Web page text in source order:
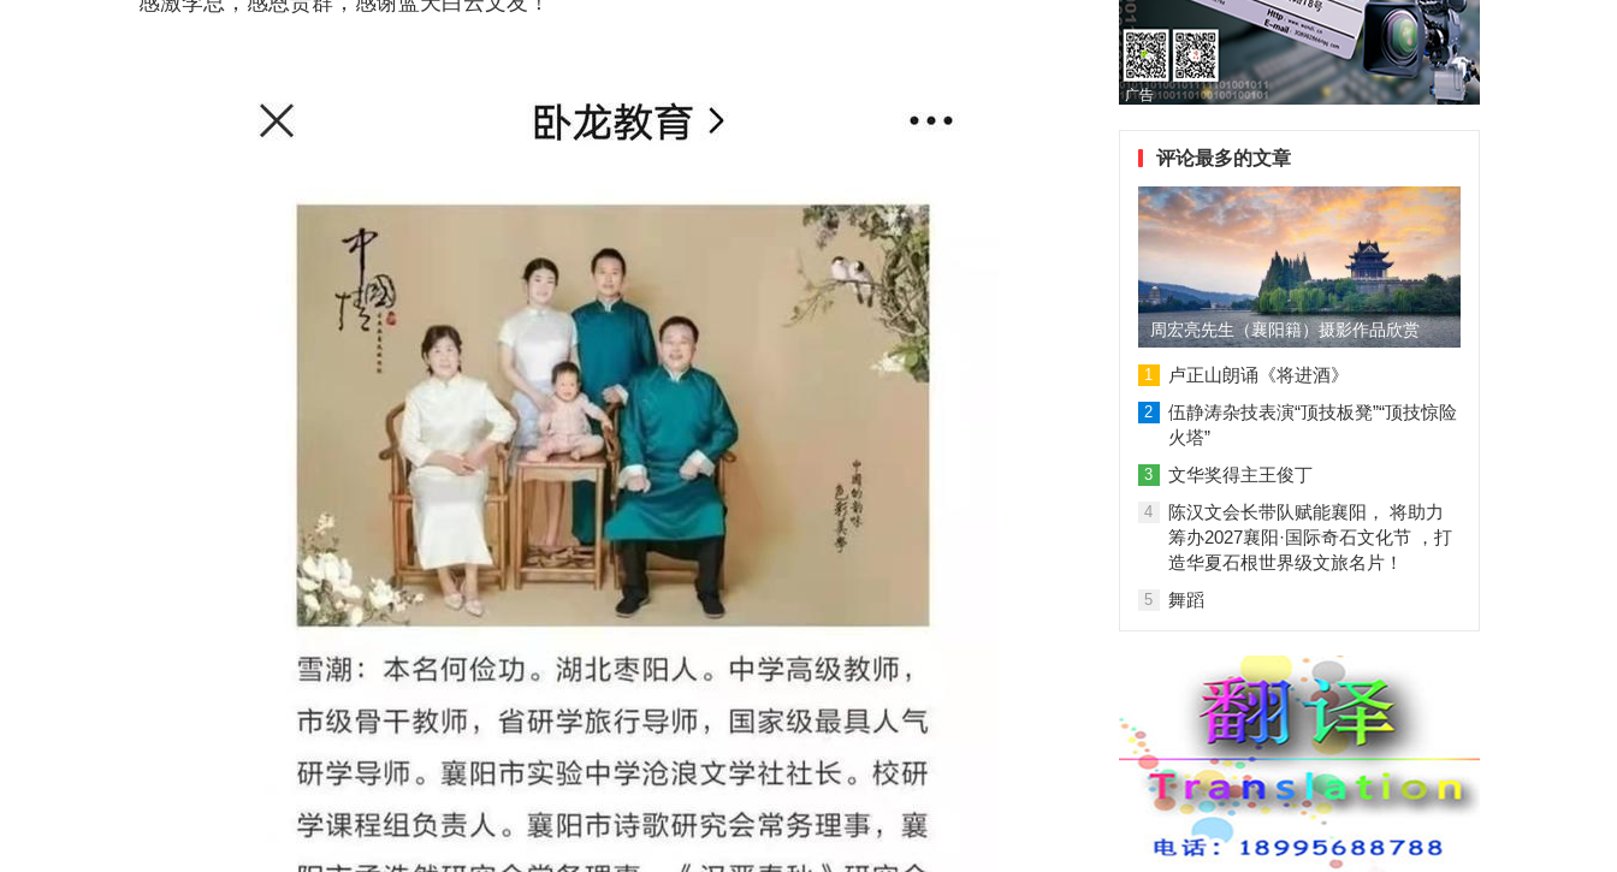
广告
评论最多的文章
周宏亮先生（襄阳籍）摄影作品欣赏
1 卢正山朗诵《将进酒》
2
伍静涛杂技表演“顶技板凳”“顶技惊险
火塔”
3 文华奖得主王俊丁
4
陈汉文会长带队赋能襄阳， 将助力
筹办2027襄阳·国际奇石文化节 ，打
造华夏石根世界级文旅名片！
5 舞蹈